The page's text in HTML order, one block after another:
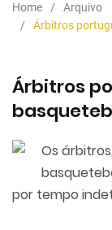
Home
Arquivo
Árbitros
Árbitros
Os
por tempo